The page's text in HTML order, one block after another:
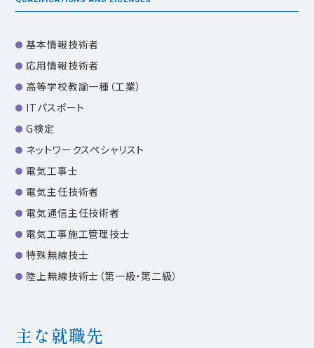
基本情報技術者
応用情報技術者
高等学校教諭一種（工業）
ITパスポート
G検定
ネットワークスペシャリスト
電気工事士
電気主任技術者
電気通信主任技術者
電気工事施工管理技士
特殊無線技士
陸上無線技術士（第一級・第二級）
主な就職先